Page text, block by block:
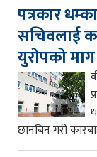
पत्रकार
सचिवलाई
युरोपको माग
छानबिन गरी